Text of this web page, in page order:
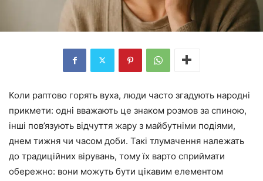
Коли раптово горять вуха, люди часто згадують народні
прикмети: одні вважають це знаком розмов за спиною,
інші пов’язують відчуття жару з майбутніми подіями,
днем тижня чи часом доби. Такі тлумачення належать
до традиційних вірувань, тому їх варто сприймати
обережно: вони можуть бути цікавим елементом